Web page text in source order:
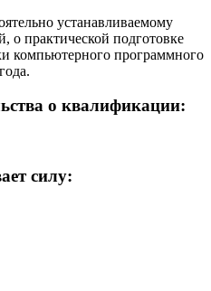
устанавливаемому
о практической подготовке
компьютерного программного
о квалификации:
силу: